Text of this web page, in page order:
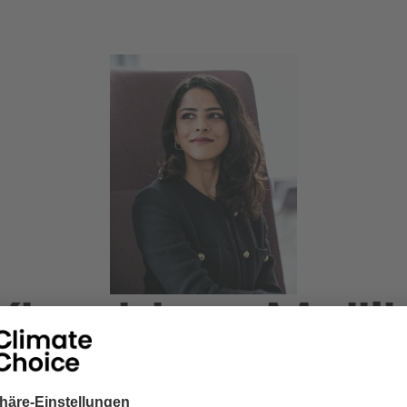
Finance Expert, Ecolibrio